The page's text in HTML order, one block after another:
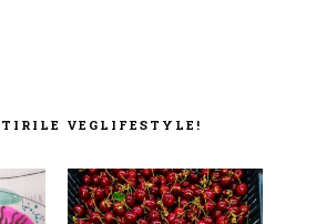
VEGLIFESTYLE!